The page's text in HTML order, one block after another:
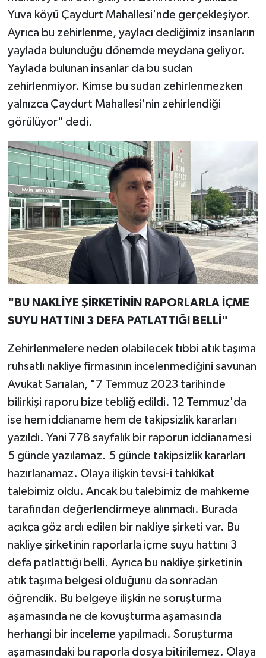
Yuva köyü Çaydurt Mahallesi'nde gerçekleşiyor.
Ayrıca bu zehirlenme, yaylacı dediğimiz insanların
yaylada bulunduğu dönemde meydana geliyor.
Yaylada bulunan insanlar da bu sudan
zehirlenmiyor. Kimse bu sudan zehirlenmezken
yalnızca Çaydurt Mahallesi'nin zehirlendiği
görülüyor" dedi.
"BU NAKLİYE ŞİRKETİNİN RAPORLARLA İÇME
SUYU HATTINI 3 DEFA PATLATTIĞI BELLİ"
Zehirlenmelere neden olabilecek tıbbi atık taşıma
ruhsatlı nakliye firmasının incelenmediğini savunan
Avukat Sarıalan, "7 Temmuz 2023 tarihinde
bilirkişi raporu bize tebliğ edildi. 12 Temmuz'da
ise hem iddianame hem de takipsizlik kararları
yazıldı. Yani 778 sayfalık bir raporun iddianamesi
5 günde yazılamaz. 5 günde takipsizlik kararları
hazırlanamaz. Olaya ilişkin tevsi-i tahkikat
talebimiz oldu. Ancak bu talebimiz de mahkeme
tarafından değerlendirmeye alınmadı. Burada
açıkça göz ardı edilen bir nakliye şirketi var. Bu
nakliye şirketinin raporlarla içme suyu hattını 3
defa patlattığı belli. Ayrıca bu nakliye şirketinin
atık taşıma belgesi olduğunu da sonradan
öğrendik. Bu belgeye ilişkin ne soruşturma
aşamasında ne de kovuşturma aşamasında
herhangi bir inceleme yapılmadı. Soruşturma
aşamasındaki bu raporla dosya bitirilemez. Olaya